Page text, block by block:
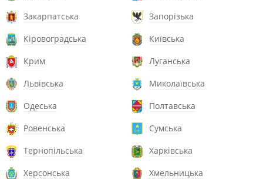
Закарпатська
Запорізька
Кіровоградська
Київська
Крим
Луганська
Львівська
Миколаївська
Одеська
Полтавська
Ровенська
Сумська
Тернопільська
Харківська
Херсонська
Хмельницька